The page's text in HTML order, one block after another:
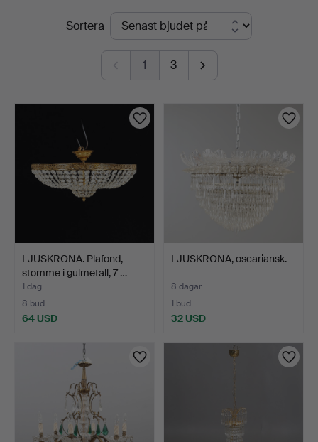
PågåendeSortera
1 3
LJUSKRONA. Plafond,
stomme i gulmetall, 7 …
1 dag
8 bud
64 USD
LJUSKRONA, oscariansk.
8 dagar
1 bud
32 USD